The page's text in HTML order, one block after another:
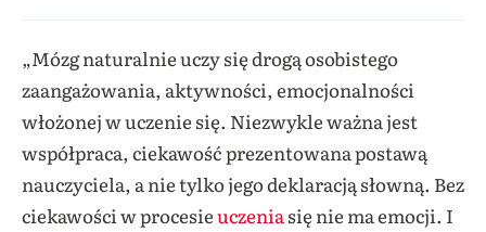
„Mózg naturalnie uczy się drogą osobistego
zaangażowania, aktywności, emocjonalności
włożonej w uczenie się. Niezwykle ważna jest
współpraca, ciekawość prezentowana postawą
nauczyciela, a nie tylko jego deklaracją słowną. Bez
ciekawości w procesieuczeniasię nie ma emocji. I